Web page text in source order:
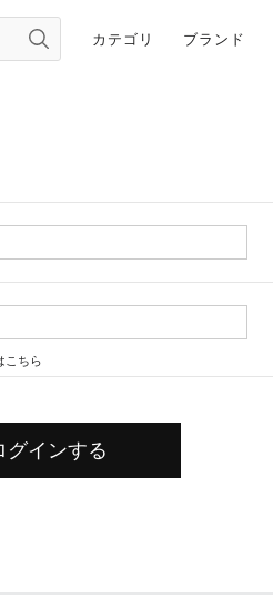
カテゴリ ブランド
こちら